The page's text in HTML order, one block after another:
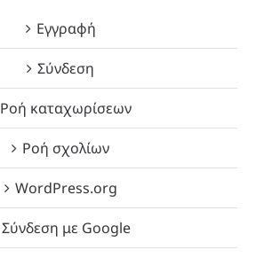
Εγγραφή
Σύνδεση
Ροή καταχωρίσεων
Ροή σχολίων
WordPress.org
Σύνδεση με Google